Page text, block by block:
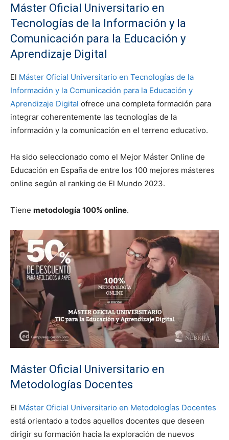
Máster Oficial Universitario en
Tecnologías de la Información y la
Comunicación para la Educación y
Aprendizaje Digital
El Máster Oficial Universitario en Tecnologías de la
Información y la Comunicación para la Educación y
Aprendizaje Digital ofrece una completa formación para
integrar coherentemente las tecnologías de la
información y la comunicación en el terreno educativo.
Ha sido seleccionado como el Mejor Máster Online de
Educación en España de entre los 100 mejores másteres
online según el ranking de El Mundo 2023.
Tiene metodología 100% online.
Máster Oficial Universitario en
Metodologías Docentes
El Máster Oficial Universitario en Metodologías Docentes
está orientado a todos aquellos docentes que deseen
dirigir su formación hacia la exploración de nuevos